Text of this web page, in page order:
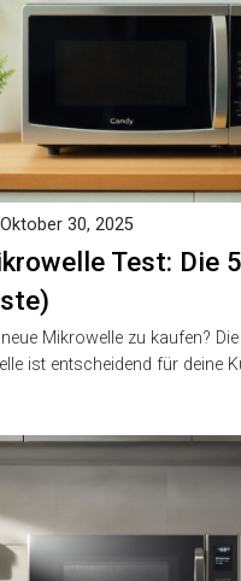
Test: Die
Oktober 30, 2025
Mikrowelle zu kaufen?
ist entscheidend für deine